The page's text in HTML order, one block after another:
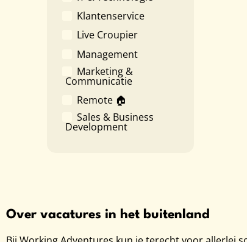
Klantenservice
Live Croupier
Management
Marketing &
Communicatie
Remote 🏠
Sales & Business
Development
Over vacatures in het buitenland